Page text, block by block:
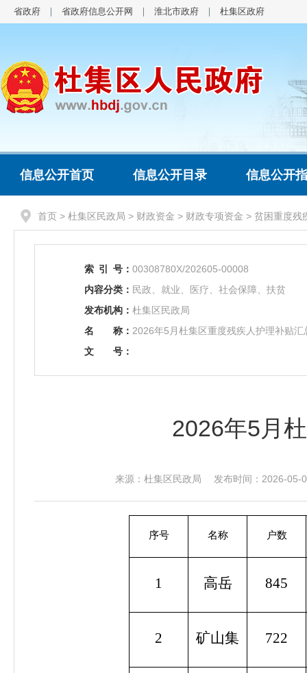
省政府 省政府信息公开网 淮北市政府 杜集区政府
信息公开首页 信息公开目录 信息公开
首页 > 杜集区民政局 > 财政资金 > 财政专项资金 > 贫困重度残
索 引 号： 00308780X/202605-00008
内容分类： 民政、就业、医疗、社会保障、扶贫
发布机构： 杜集区民政局
名
称： 2026年5月杜集区重度残疾人护理补贴汇
文
号：
2026年5月
来源：杜集区民政局 发布时间：2026-
序号 名称 户数
1 高岳 845
2 矿山集 722